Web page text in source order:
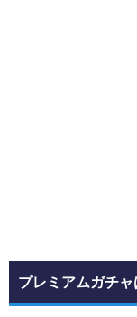
プレミアムガチ